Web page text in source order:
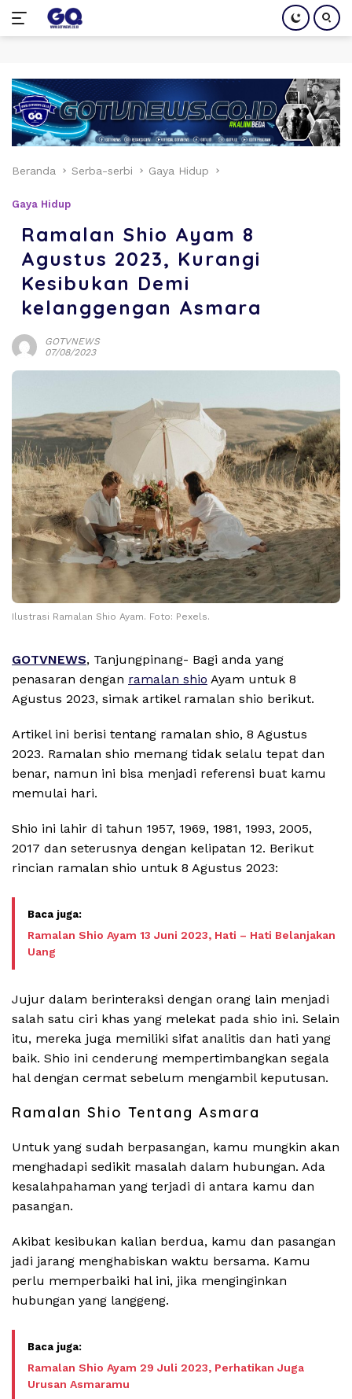
konten
Beranda Serba-serbi Gaya Hidup
Gaya Hidup
Ramalan Shio Ayam 8
Agustus 2023, Kurangi
Kesibukan Demi
kelanggengan Asmara
GOTVNEWS
07/08/2023
Ilustrasi Ramalan Shio Ayam. Foto: Pexels.
GOTVNEWS, Tanjungpinang- Bagi anda yang
penasaran dengan ramalan shio Ayam untuk 8
Agustus 2023, simak artikel ramalan shio berikut.
Artikel ini berisi tentang ramalan shio, 8 Agustus
2023. Ramalan shio memang tidak selalu tepat dan
benar, namun ini bisa menjadi referensi buat kamu
memulai hari.
Shio ini lahir di tahun 1957, 1969, 1981, 1993, 2005,
2017 dan seterusnya dengan kelipatan 12. Berikut
rincian ramalan shio untuk 8 Agustus 2023:
Ramalan Shio Ayam 13 Juni 2023, Hati – Hati Belanjakan
Uang
Jujur dalam berinteraksi dengan orang lain menjadi
salah satu ciri khas yang melekat pada shio ini. Selain
itu, mereka juga memiliki sifat analitis dan hati yang
baik. Shio ini cenderung mempertimbangkan segala
hal dengan cermat sebelum mengambil keputusan.
Ramalan Shio Tentang Asmara
Untuk yang sudah berpasangan, kamu mungkin akan
menghadapi sedikit masalah dalam hubungan. Ada
kesalahpahaman yang terjadi di antara kamu dan
pasangan.
Akibat kesibukan kalian berdua, kamu dan pasangan
jadi jarang menghabiskan waktu bersama. Kamu
perlu memperbaiki hal ini, jika menginginkan
hubungan yang langgeng.
Ramalan Shio Ayam 29 Juli 2023, Perhatikan Juga
Urusan Asmaramu